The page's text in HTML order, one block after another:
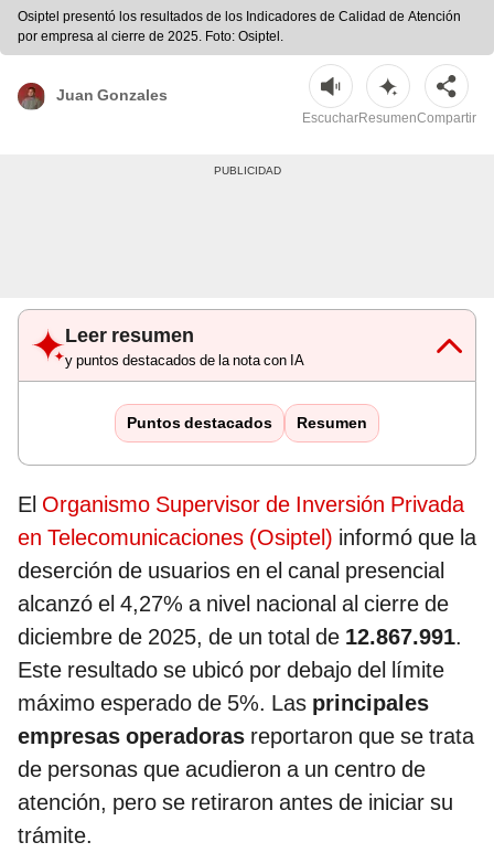
Osiptel presentó los resultados de los Indicadores de Calidad de Atención
por empresa al cierre de 2025. Foto: Osiptel.
Juan Gonzales
EscucharResumenCompartir
Leer resumen
y puntos destacados de la nota con IA
Puntos destacados Resumen
El Organismo Supervisor de Inversión Privada
en Telecomunicaciones (Osiptel) informó que la
deserción de usuarios en el canal presencial
alcanzó el 4,27% a nivel nacional al cierre de
diciembre de 2025, de un total de 12.867.991.
Este resultado se ubicó por debajo del límite
máximo esperado de 5%. Las principales
empresas operadoras reportaron que se trata
de personas que acudieron a un centro de
atención, pero se retiraron antes de iniciar su
trámite.